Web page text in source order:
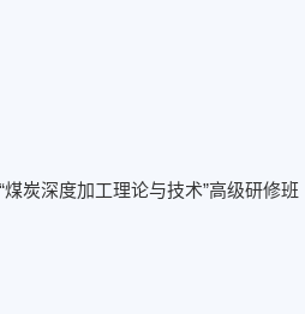
炭深度加工理论与技术”高级研修班